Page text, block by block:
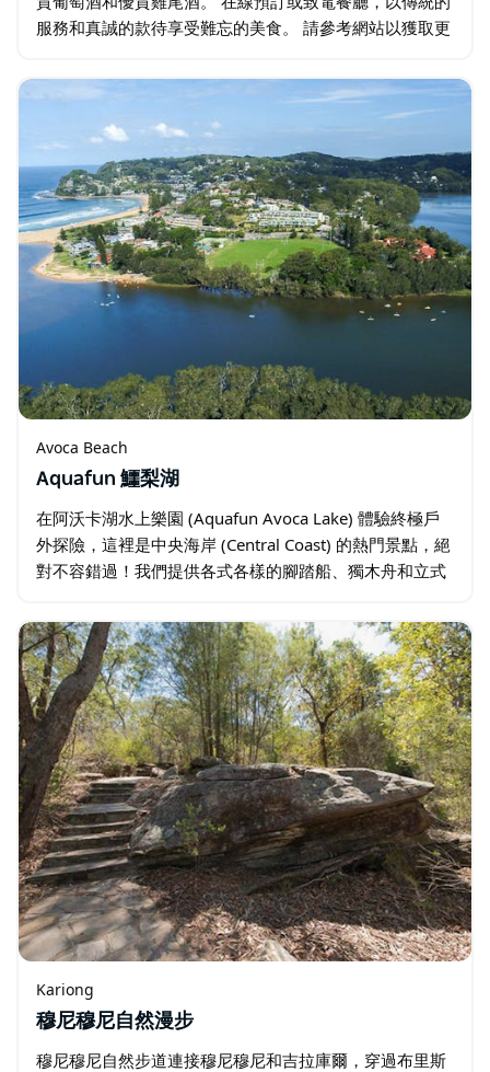
服務和真誠的款待享受難忘的美食。 請參考網站以獲取更
特別之人輕鬆聚會。
Avoca Beach
Aquafun 鱷梨湖
在阿沃卡湖水上樂園 (Aquafun Avoca Lake) 體驗終極戶
外探險，這裡是中央海岸 (Central Coast) 的熱門景點，絕
對不容錯過！我們提供各式各樣的腳踏船、獨木舟和立式
Kariong
穆尼穆尼自然漫步
穆尼穆尼自然步道連接穆尼穆尼和吉拉庫爾，穿過布里斯